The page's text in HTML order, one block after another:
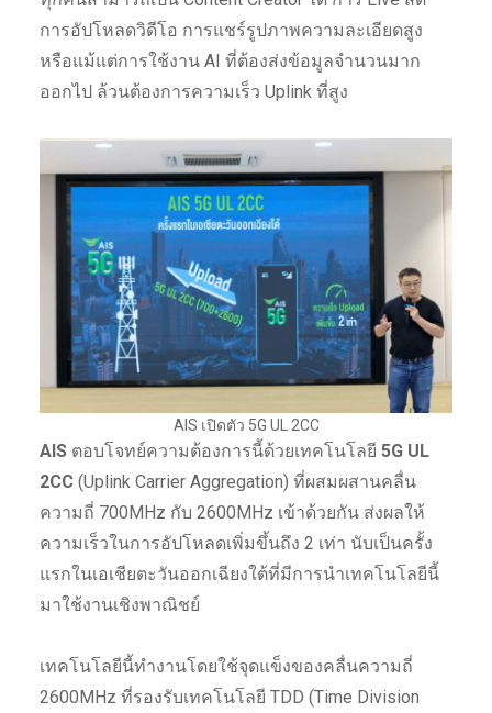
การอัปโหลดวิดีโอ การแชร์รูปภาพความละเอียดสูง
หรือแม้แต่การใช้งาน AI ที่ต้องส่งข้อมูลจำนวนมาก
ออกไป ล้วนต้องการความเร็ว Uplink ที่สูง
AIS เปิดตัว 5G UL 2CC
AISตอบโจทย์ความต้องการนี้ด้วยเทคโนโลยี 5G UL
2CC(Uplink Carrier Aggregation) ที่ผสมผสานคลื่น
ความถี่ 700MHz กับ 2600MHz เข้าด้วยกัน ส่งผลให้
ความเร็วในการอัปโหลดเพิ่มขึ้นถึง 2 เท่า นับเป็นครั้ง
แรกในเอเชียตะวันออกเฉียงใต้ที่มีการนำเทคโนโลยีนี้
มาใช้งานเชิงพาณิชย์
เทคโนโลยีนี้ทำงานโดยใช้จุดแข็งของคลื่นความถี่
2600MHz ที่รองรับเทคโนโลยี TDD (Time Division